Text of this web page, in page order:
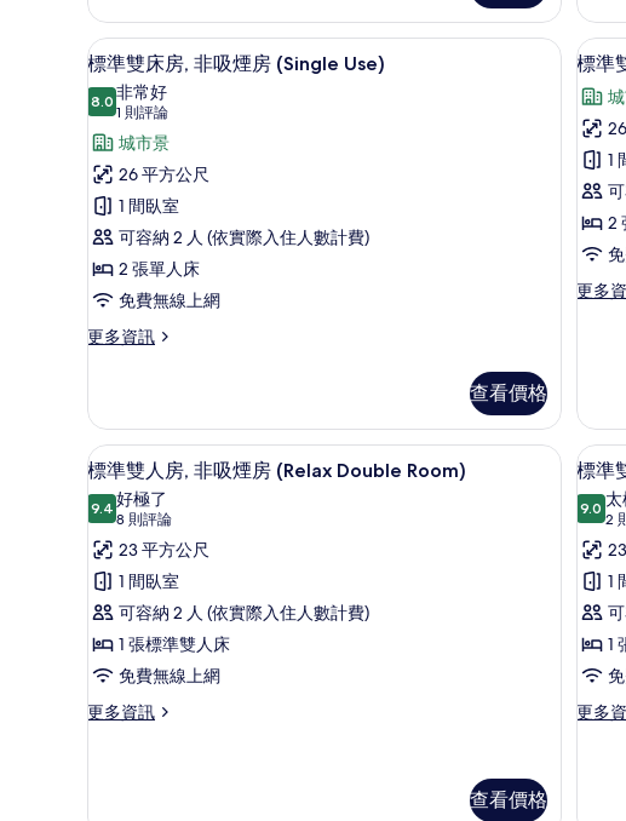
所
有
相
片
房,
吸
煙
房
的
詳
情
吸
煙
房
的
所
有
相
片
雙
人
房
人
入
住,
吸
煙
房
的
詳
顯
示
標
準
雙
床
房,
非
吸
煙
Use)
的
所
有
相
片
羽絨被、客房內保險箱、隔音、免費無線上
9
標準雙床房, 非吸煙房 (Single Use)
8.08.0 分，滿分 10 分
非常好
1 則評論
(1
則
評
論)
城市景
26 平方公尺
1 間臥室
可容納 2 人 (依實際入住人數計費)
2 張單人床
免費無線上網
更多資訊
更
雙
床
房,
吸
房
(Single
Use)
的
詳
查看價格
顯
示
標
準
雙
床
房,
煙
有
相
片
9
標準
1
2
更多
更
房,
吸
煙
房
的
詳
情
顯
示
標
準
雙
人
房,
非
吸
羽絨被、客房內保險箱、隔音、免費無線上
7
標準雙人房, 非吸煙房 (Relax Double Room)
9.49.4 分，滿分 10 分
好極了
8 則評論
(8
則
評
論)
23 平方公尺
1 間臥室
可容納 2 人 (依實際入住人數計費)
1 張標準雙人床
免費無線上網
更多資訊
更
查看價格
顯
示
標
準
雙
人
房,
吸
煙
7
標準
9.09.0
太
2
(2
則
評
1
1
更多
更